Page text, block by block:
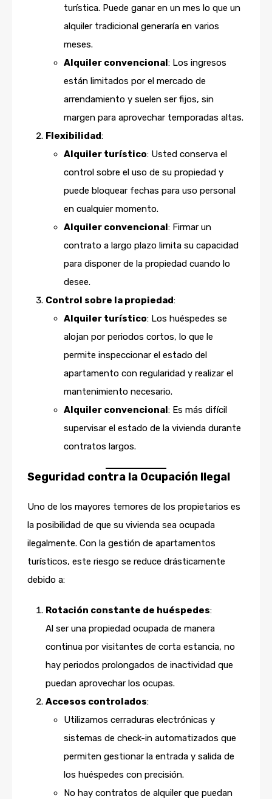
turística. Puede ganar en un mes lo que un
alquiler tradicional generaría en varios
meses.
Alquiler convencional: Los ingresos
están limitados por el mercado de
arrendamiento y suelen ser fijos, sin
margen para aprovechar temporadas altas.
Flexibilidad:
Alquiler turístico: Usted conserva el
control sobre el uso de su propiedad y
puede bloquear fechas para uso personal
en cualquier momento.
Alquiler convencional: Firmar un
contrato a largo plazo limita su capacidad
para disponer de la propiedad cuando lo
desee.
Control sobre la propiedad:
Alquiler turístico: Los huéspedes se
alojan por periodos cortos, lo que le
permite inspeccionar el estado del
apartamento con regularidad y realizar el
mantenimiento necesario.
Alquiler convencional: Es más difícil
supervisar el estado de la vivienda durante
contratos largos.
Seguridad contra la Ocupación Ilegal
Uno de los mayores temores de los propietarios es
la posibilidad de que su vivienda sea ocupada
ilegalmente. Con la gestión de apartamentos
turísticos, este riesgo se reduce drásticamente
debido a:
Rotación constante de huéspedes:
Al ser una propiedad ocupada de manera
continua por visitantes de corta estancia, no
hay periodos prolongados de inactividad que
puedan aprovechar los ocupas.
Accesos controlados:
Utilizamos cerraduras electrónicas y
sistemas de check-in automatizados que
permiten gestionar la entrada y salida de
los huéspedes con precisión.
No hay contratos de alquiler que puedan